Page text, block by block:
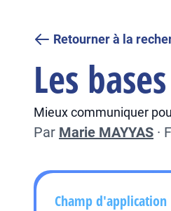
Retourner à la
Les
Mieux communiquer
Par Marie MAYYAS ·
Champ d'application